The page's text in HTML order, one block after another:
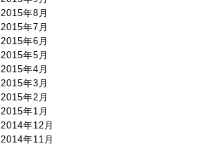
2015年8月
2015年7月
2015年6月
2015年5月
2015年4月
2015年3月
2015年2月
2015年1月
2014年12月
2014年11月